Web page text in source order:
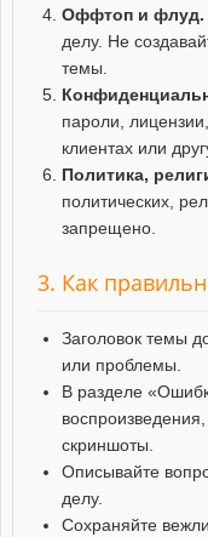
Оффтоп и флуд.
делу. Не
темы.
пароли,
клиентах или
Политика,
политических,
запрещено.
3. Как
Заголовок темы
или проблемы.
В разделе
скриншоты.
Описывайте
делу.
Сохраняйте